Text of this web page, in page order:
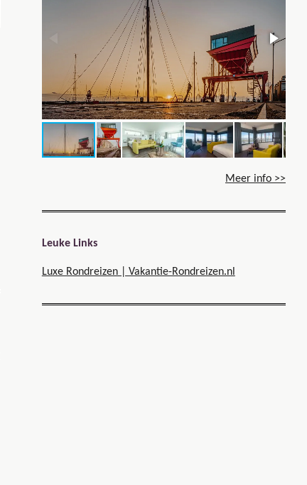
Meer info >>
Leuke Links
Luxe Rondreizen | Vakantie-Rondreizen.nl